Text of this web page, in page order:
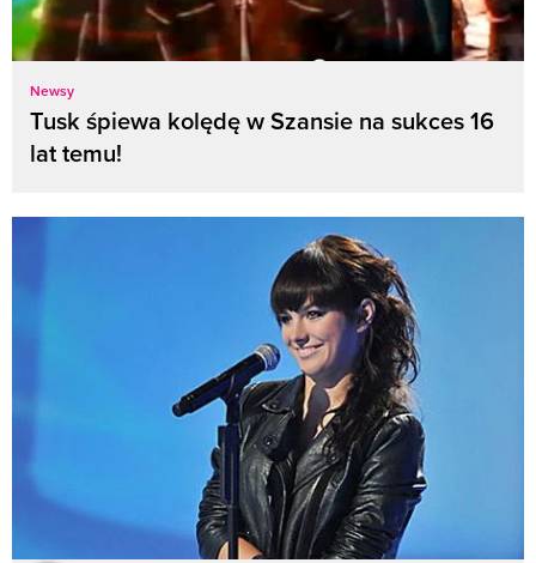
Newsy
Tusk śpiewa kolędę w Szansie na sukces 16
lat temu!